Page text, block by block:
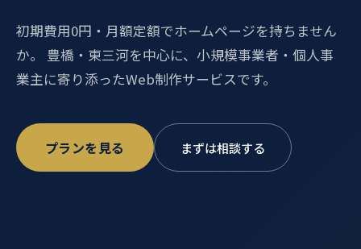
初期費用0円・月額定額でホームページを持ちません
か。 豊橋・東三河を中心に、小規模事業者・個人事
業主に寄り添ったWeb制作サービスです。
プランを見る まずは相談する